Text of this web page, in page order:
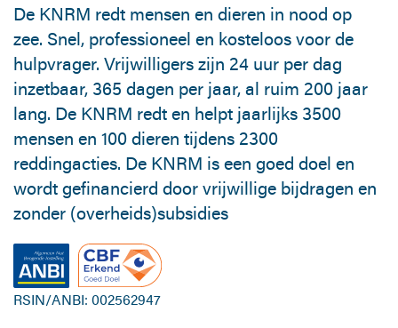
De KNRM redt mensen en dieren in nood op
zee. Snel, professioneel en kosteloos voor de
hulpvrager. Vrijwilligers zijn 24 uur per dag
inzetbaar, 365 dagen per jaar, al ruim 200 jaar
lang. De KNRM redt en helpt jaarlijks 3500
mensen en 100 dieren tijdens 2300
reddingacties. De KNRM is een goed doel en
wordt gefinancierd door vrijwillige bijdragen en
zonder (overheids)subsidies
RSIN/ANBI: 002562947